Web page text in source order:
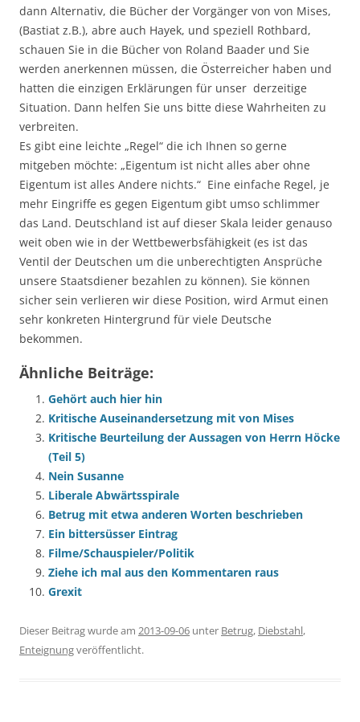
dann Alternativ, die Bücher der Vorgänger von von Mises,
(Bastiat z.B.), abre auch Hayek, und speziell Rothbard,
schauen Sie in die Bücher von Roland Baader und Sie
werden anerkennen müssen, die Österreicher haben und
hatten die einzigen Erklärungen für unser derzeitige
Situation. Dann helfen Sie uns bitte diese Wahrheiten zu
verbreiten.
Es gibt eine leichte „Regel“ die ich Ihnen so gerne
mitgeben möchte: „Eigentum ist nicht alles aber ohne
Eigentum ist alles Andere nichts.“ Eine einfache Regel, je
mehr Eingriffe es gegen Eigentum gibt umso schlimmer
das Land. Deutschland ist auf dieser Skala leider genauso
weit oben wie in der Wettbewerbsfähigkeit (es ist das
Ventil der Deutschen um die unberechtigten Ansprüche
unsere Staatsdiener bezahlen zu können). Sie können
sicher sein verlieren wir diese Position, wird Armut einen
sehr konkreten Hintergrund für viele Deutsche
bekommen.
Ähnliche Beiträge:
Gehört auch hier hin
Kritische Auseinandersetzung mit von Mises
Kritische Beurteilung der Aussagen von Herrn Höcke
(Teil 5)
Nein Susanne
Liberale Abwärtsspirale
Betrug mit etwa anderen Worten beschrieben
Ein bittersüsser Eintrag
Filme/Schauspieler/Politik
Ziehe ich mal aus den Kommentaren raus
Grexit
Dieser Beitrag wurde am 2013-09-06 unter Betrug, Diebstahl,
Enteignungveröffentlicht.